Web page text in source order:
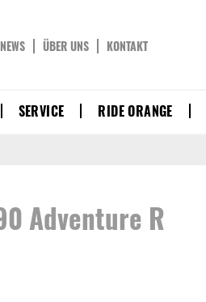
ÜBER UNS KONTAKT
SERVICE RIDE ORANGE
Adventure R